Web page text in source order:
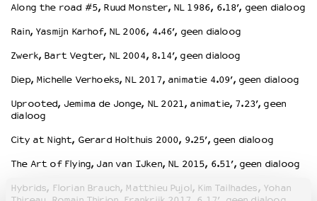
Duurzaamheid
Culturele boycot Israël
Along the road #5, Ruud Monster, NL 1986, 6.18’, geen dialoog
Rain, Yasmijn Karhof, NL 2006, 4.46’, geen dialoog
Zwerk, Bart Vegter, NL 2004, 8.14’, geen dialoog
Diep, Michelle Verhoeks, NL 2017, animatie 4.09’, geen dialoog
Uprooted, Jemima de Jonge, NL 2021, animatie, 7.23’, geen
dialoog
City at Night, Gerard Holthuis 2000, 9.25’, geen dialoog
The Art of Flying, Jan van IJken, NL 2015, 6.51’, geen dialoog
Hybrids, Florian Brauch, Matthieu Pujol, Kim Tailhades, Yohan